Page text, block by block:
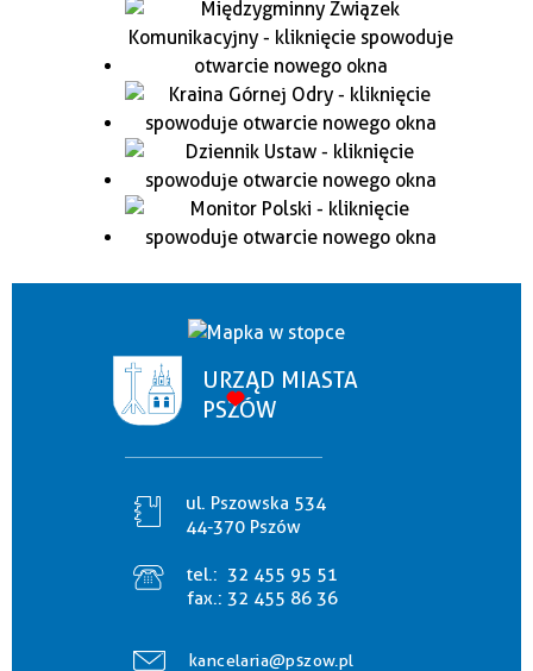
URZĄD MIASTA
PSZÓW
ul. Pszowska 534
44-370 Pszów
tel.: 32 455 95 51
fax.: 32 455 86 36
kancelaria@pszow.pl